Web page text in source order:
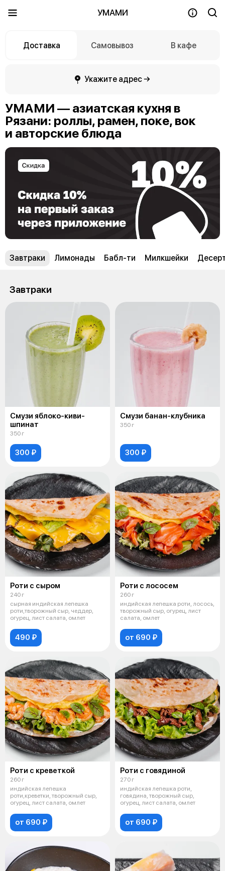
УМАМИ
Доставка Самовывоз В кафе
Укажите адрес →
УМАМИ — азиатская кухня в
Рязани: роллы, рамен, поке, вок
и авторские блюда
Завтраки Лимонады Бабл-ти Милкшейки
Завтраки
Смузи яблоко-киви-
шпинат
350 г
300 ₽
Смузи банан-клубника
350 г
300 ₽
Роти с сыром
240 г
сырная индийская лепешка
роти,творожный сыр, чеддер,
огурец, лист салата, омлет
490 ₽
Роти с лососем
260 г
индийская лепешка роти, лосось,
творожный сыр, огурец, лист
салата, омлет
от 690 ₽
Роти с креветкой
260 г
индийская лепешка
роти,креветки, творожный сыр,
огурец, лист салата, омлет
от 690 ₽
Роти с говядиной
270 г
индийская лепешка роти,
говядина, творожный сыр,
огурец, лист салата, омлет
от 690 ₽